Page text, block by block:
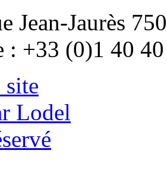
Jean-Jaurès
: +33 (0)1 40
site
Lodel